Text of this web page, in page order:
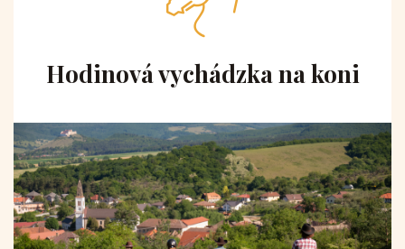
Hodinová vychádzka na koni